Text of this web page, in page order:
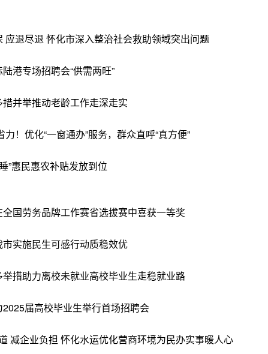
应退尽退 怀化市深入整治社会救助领域突出问题
港专场招聘会“供需两旺”
并举推动老龄工作走深走实
！优化“一窗通办”服务，群众直呼“真方便”
”惠民惠农补贴发放到位
国劳务品牌工作赛省选拔赛中喜获一等奖
实施民生可感行动质稳效优
措助力离校未就业高校毕业生走稳就业路
届高校毕业生举行首场招聘会
减企业负担 怀化水运优化营商环境为民办实事暖人心